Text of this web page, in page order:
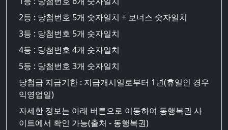
2등 : 당첨번호 5개 숫자일치 + 보너스 숫자일치
3등 : 당첨번호 5개 숫자일치
4등 : 당첨번호 4개 숫자일치
5등 : 당첨번호 3개 숫자일치
당첨급 지급기한 : 지급개시일로부터 1년(휴일인 경우
익영업일)
자세한 정보는 아래 버튼으로 이동하여 동행복권 사
이트에서 확인 가능(출처 - 동행복권)